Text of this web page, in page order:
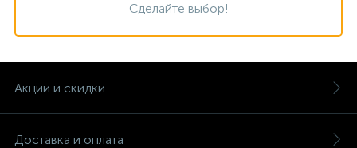
Сделайте выбор!
Акции и скидки
Доставка и оплата